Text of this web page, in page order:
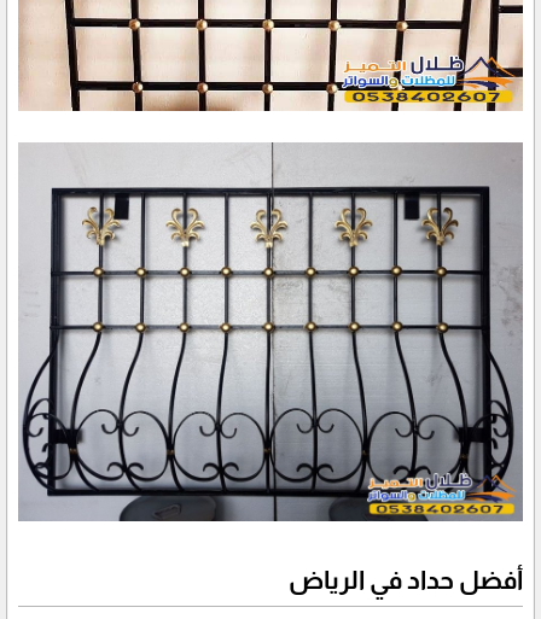
أفضل حداد في الرياض